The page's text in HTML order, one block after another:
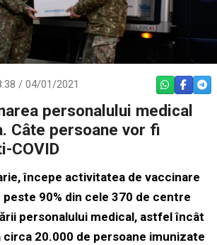
/ 04/01/2021 WHATSAPP
personalului medical
Câte persoane vor fi
COVID
începe activitatea de vaccinare
peste 90% din cele 370 de centre
personalului medical, astfel încât
circa 20.000 de persoane imunizate